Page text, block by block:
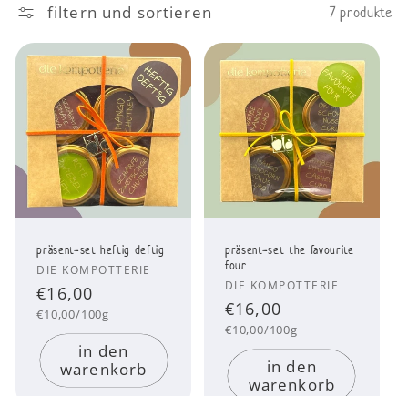
filtern und sortieren 7 produkte
präsent-set heftig deftig
Anbieter:
DIE KOMPOTTERIE
Normaler
Preis
€16,00
Grundpreis
€10,00/100g
in den
warenkorb
präsent-set the favourite
four
Anbieter:
DIE KOMPOTTERIE
Normaler
Preis
€16,00
Grundpreis
€10,00/100g
in den
warenkorb